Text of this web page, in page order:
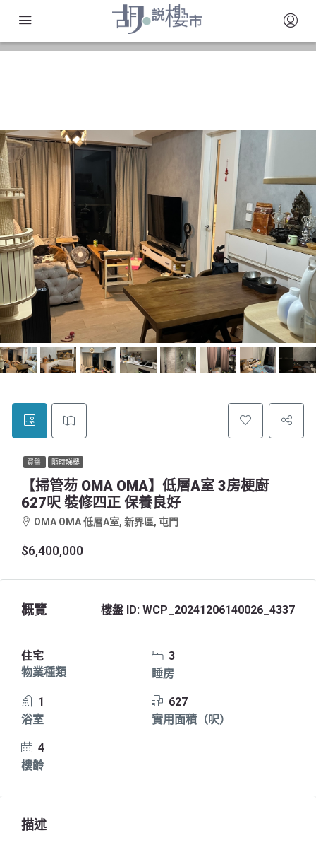
買盤 隨時睇樓
【掃管芴 OMA OMA】低層A室 3房梗廚
627呎 裝修四正 保養良好
OMA OMA 低層A室, 新界區, 屯門
$6,400,000
概覽 樓盤 ID: WCP_20241206140026_4337
住宅
物業種類
3
睡房
1
浴室
627
實用面積（呎）
4
樓齡
描述